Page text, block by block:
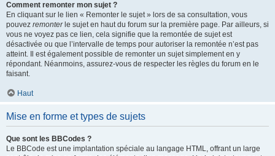
Comment remonter mon sujet ?
En cliquant sur le lien « Remonter le sujet » lors de sa consultation, vous
pouvez remonterle sujet en haut du forum sur la première page. Par ailleurs, si
vous ne voyez pas ce lien, cela signifie que la remontée de sujet est
désactivée ou que l’intervalle de temps pour autoriser la remontée n’est pas
atteint. Il est également possible de remonter un sujet simplement en y
répondant. Néanmoins, assurez-vous de respecter les règles du forum en le
faisant.
Haut
Mise en forme et types de sujets
Que sont les BBCodes ?
Le BBCode est une implantation spéciale au langage HTML, offrant un large